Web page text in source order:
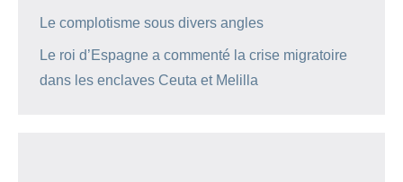
Le complotisme sous divers angles
Le roi d’Espagne a commenté la crise migratoire
dans les enclaves Ceuta et Melilla